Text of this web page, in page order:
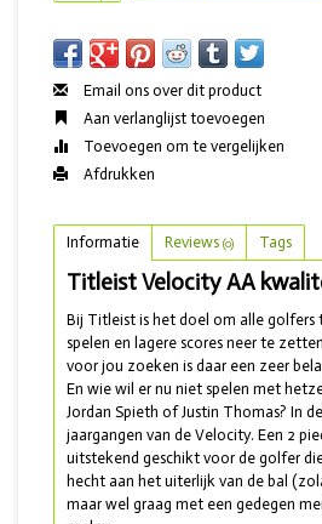
Email ons over dit product
Aan verlanglijst toevoegen
Toevoegen om te vergelijken
Afdrukken
Informatie Reviews (0) Tags
Titleist Velocity AA
Bij Titleist is het doel om alle golfers
spelen en lagere scores neer te
voor jou zoeken is daar een zeer
En wie wil er nu niet spelen met
Jordan Spieth of Justin Thomas? In
jaargangen van de Velocity. Een 2
uitstekend geschikt voor de golfer
hecht aan het uiterlijk van de bal
maar wel graag met een gedegen